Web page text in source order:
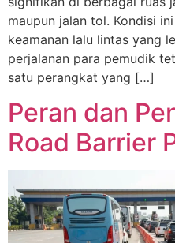
maupun jalan tol. Kondisi
keamanan lalu lintas yang
perjalanan para pemudik
satu perangkat yang […]
Peran dan
Road Barrier